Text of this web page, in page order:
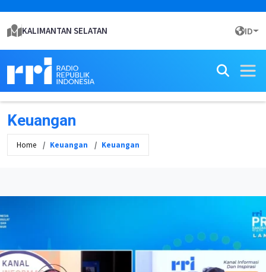
KALIMANTAN SELATAN ID
Keuangan
Home Keuangan Keuangan